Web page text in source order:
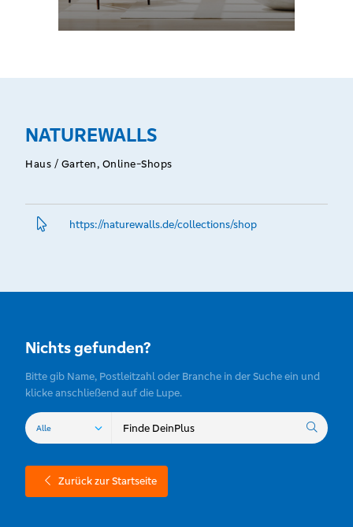
NATUREWALLS
Haus / Garten, Online-Shops
https://naturewalls.­de/collections/shop
Nichts gefunden?
Bitte gib Name, Postleitzahl oder Branche in der Suche ein und
klicke anschließend auf die Lupe.
Zurück zur Startseite